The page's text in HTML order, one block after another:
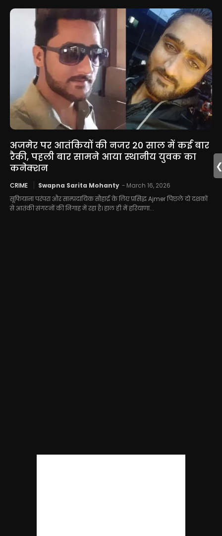
अजमेर पर आतंकियों की नजर 20 साल में कई बार
रैकी, पहली बार सामने आया स्थानीय युवक का
कनेक्शन
CRIME Swapna Sarita Mohanty - March 16, 2026
सूफियाना परंपरा और साम्प्रदायिक सौहार्द्र के लिए प्रसिद्ध Ajmer पिछले दो दशकों
से आतंकी संगठनों की निगाह में रहा है। हाल ही में हरियाणा...